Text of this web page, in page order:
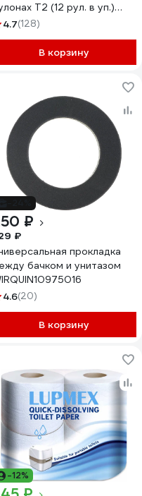
Т2 (12 рул. в уп.)
11343 124545
4.7(128)
В корзину
₽
₽
прокладка
бачком и унитазом
4.6(20)
В корзину
-12%